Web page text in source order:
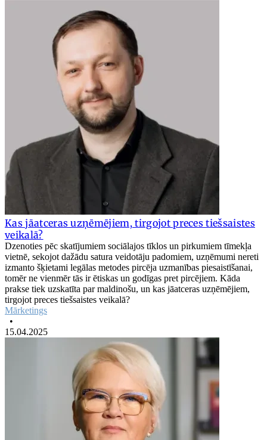
Kas jāatceras uzņēmējiem, tirgojot preces tiešsaistes
veikalā?
Dzenoties pēc skatījumiem sociālajos tīklos un pirkumiem tīmekļa
vietnē, sekojot dažādu satura veidotāju padomiem, uzņēmumi nereti
izmanto šķietami legālas metodes pircēja uzmanības piesaistīšanai,
tomēr ne vienmēr tās ir ētiskas un godīgas pret pircējiem. Kāda
prakse tiek uzskatīta par maldinošu, un kas jāatceras uzņēmējiem,
tirgojot preces tiešsaistes veikalā?
Mārketings
•
15.04.2025